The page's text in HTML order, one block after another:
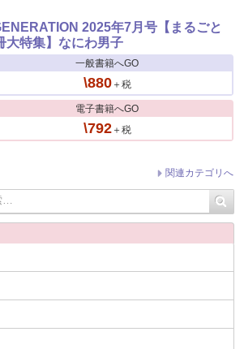
2025年7月号【まるごと
大特集】なにわ男子
一般書籍へGO
\880＋税
電子書籍へGO
\792＋税
関連カテゴリへ